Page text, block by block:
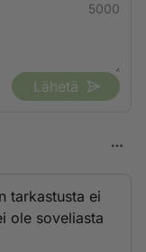
5000
Lähetä
tarkastusta ei
ole soveliasta